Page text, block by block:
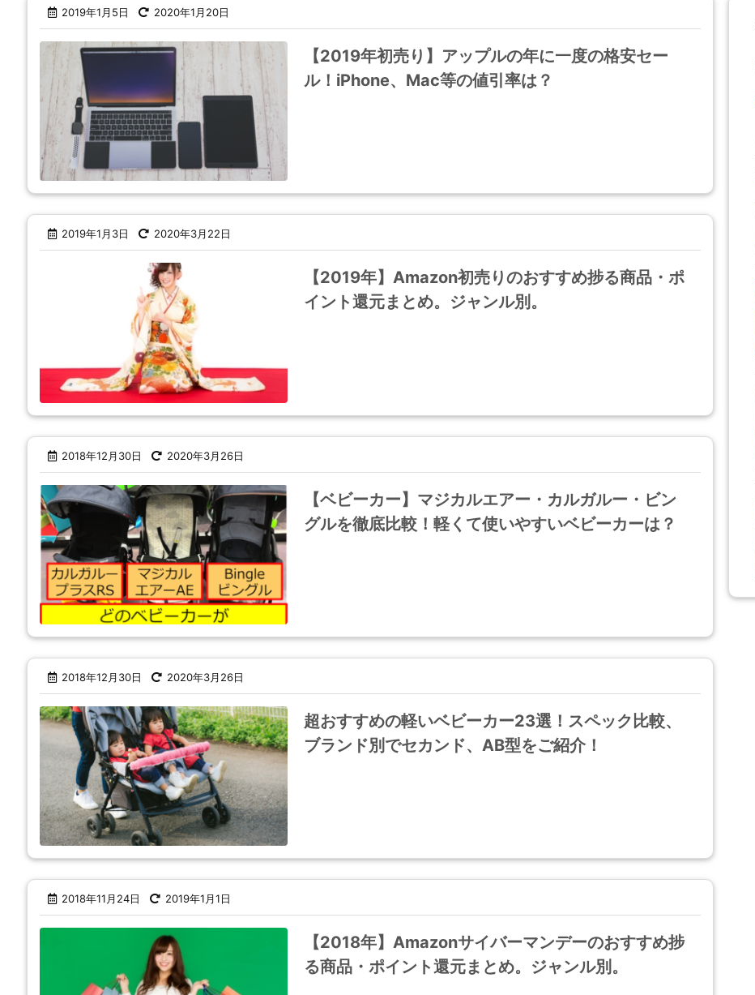
2019年1月5日 2020年1月20日
【2019年初売り】アップルの年に一度の格安セー
ル！iPhone、Mac等の値引率は？
2019年1月3日 2020年3月22日
【2019年】Amazon初売りのおすすめ捗る商品・ポ
イント還元まとめ。ジャンル別。
2018年12月30日 2020年3月26日
【ベビーカー】マジカルエアー・カルガルー・ビン
グルを徹底比較！軽くて使いやすいベビーカーは？
2018年12月30日 2020年3月26日
超おすすめの軽いベビーカー23選！スペック比較、
ブランド別でセカンド、AB型をご紹介！
2018年11月24日 2019年1月1日
【2018年】Amazonサイバーマンデーのおすすめ捗
る商品・ポイント還元まとめ。ジャンル別。